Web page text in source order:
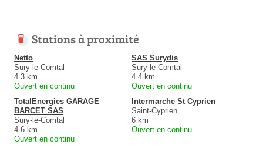
Stations à proximité
Netto
Sury-le-Comtal
4.3 km
Ouvert en continu
SAS Surydis
Sury-le-Comtal
4.4 km
Ouvert en continu
TotalEnergies GARAGE
BARCET SAS
Sury-le-Comtal
4.6 km
Ouvert en continu
Intermarche St Cyprien
Saint-Cyprien
6 km
Ouvert en continu